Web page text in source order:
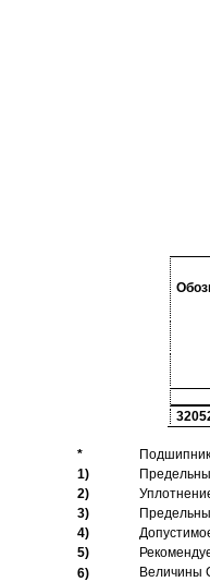
*
1)
2)
3)
4)
5)
6)
Величины